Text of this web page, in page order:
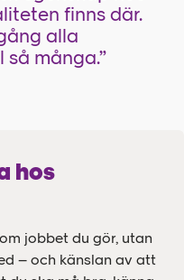
finns där.
alla
så många.”
hos
jobbet du gör, utan
– och känslan av att